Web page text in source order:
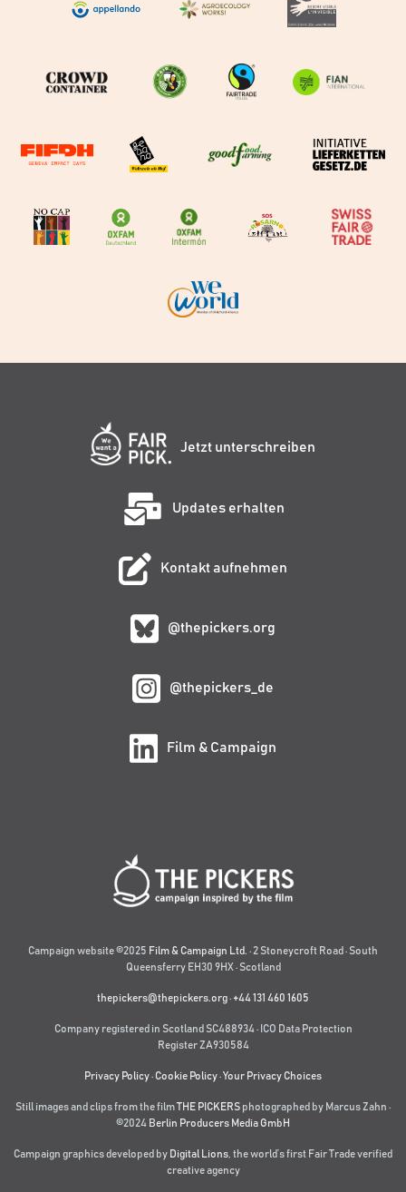
Jetzt unterschreiben
Updates erhalten
Kontakt aufnehmen
@thepickers.org
@thepickers_de
Film & Campaign
Campaign website ©2025 Film & Campaign Ltd. · 2 Stoneycroft Road · South
Queensferry EH30 9HX · Scotland
thepickers@thepickers.org·+44 131 460 1605
Company registered in Scotland SC488934 · ICO Data Protection
Register ZA930584
Privacy Policy· Cookie Policy·Your Privacy Choices
Still images and clips from the filmTHE PICKERS photographed by Marcus Zahn ·
©2024 Berlin Producers Media GmbH
Campaign graphics developed by Digital Lions the world’s first Fair Trade verified
creative agency